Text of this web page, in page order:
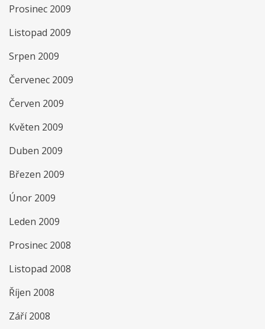
Prosinec 2009
Listopad 2009
Srpen 2009
Červenec 2009
Červen 2009
Květen 2009
Duben 2009
Březen 2009
Únor 2009
Leden 2009
Prosinec 2008
Listopad 2008
Říjen 2008
Září 2008